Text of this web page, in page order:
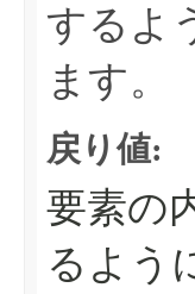
するよ
ます。
戻り値:
要素の
るよう